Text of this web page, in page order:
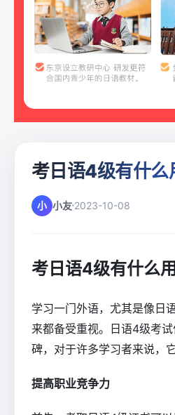
考日语4级有什么
小 小友 2023-10-08
考日语4级有什么用
学习一门外语，尤其是像日
来都备受重视。日语4级考
碑，对于许多学习者来说，
提高职业竞争力